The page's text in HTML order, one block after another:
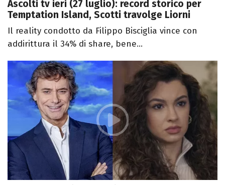
Ascolti tv ieri (27 luglio): record storico per
Temptation Island, Scotti travolge Liorni
Il reality condotto da Filippo Bisciglia vince con
addirittura il 34% di share, bene...